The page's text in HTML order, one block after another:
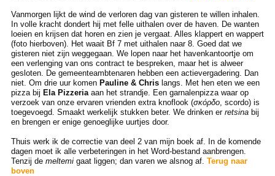
Vanmorgen lijkt de wind de verloren dag van gisteren te willen inhalen.
In volle kracht dondert hij met felle uithalen over de haven. De wanten
loeien en krijsen dat horen en zien je vergaat. Alles klappert en wappert
(foto hierboven). Het waait Bf 7 met uithalen naar 8. Goed dat we
gisteren niet zijn weggegaan. We lopen naar het havenkantoortje om
een verlenging van ons contract te bespreken, maar het is alweer
gesloten. De gemeenteambtenaren hebben een actievergadering. Dan
niet. Om drie uur komen Pauline & Chrislangs. Met hen eten we een
pizza bij Ela Pizzeriaaan het strandje. Een garnalenpizza waar op
verzoek van onze ervaren vrienden extra knoflook (σκόρδο, scordo) is
toegevoegd. Smaakt werkelijk stukken beter. We drinken er retsinabij
en brengen er enige genoeglijke uurtjes door.
Thuis werk ik de correctie van deel 2 van mijn boek af. In de komende
dagen moet ik alle verbeteringen in het Word-bestand aanbrengen.
Tenzij de meltemigaat liggen; dan varen we alsnog af. Terug naar
boven